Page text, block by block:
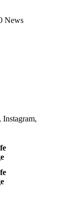
News
Instagram,